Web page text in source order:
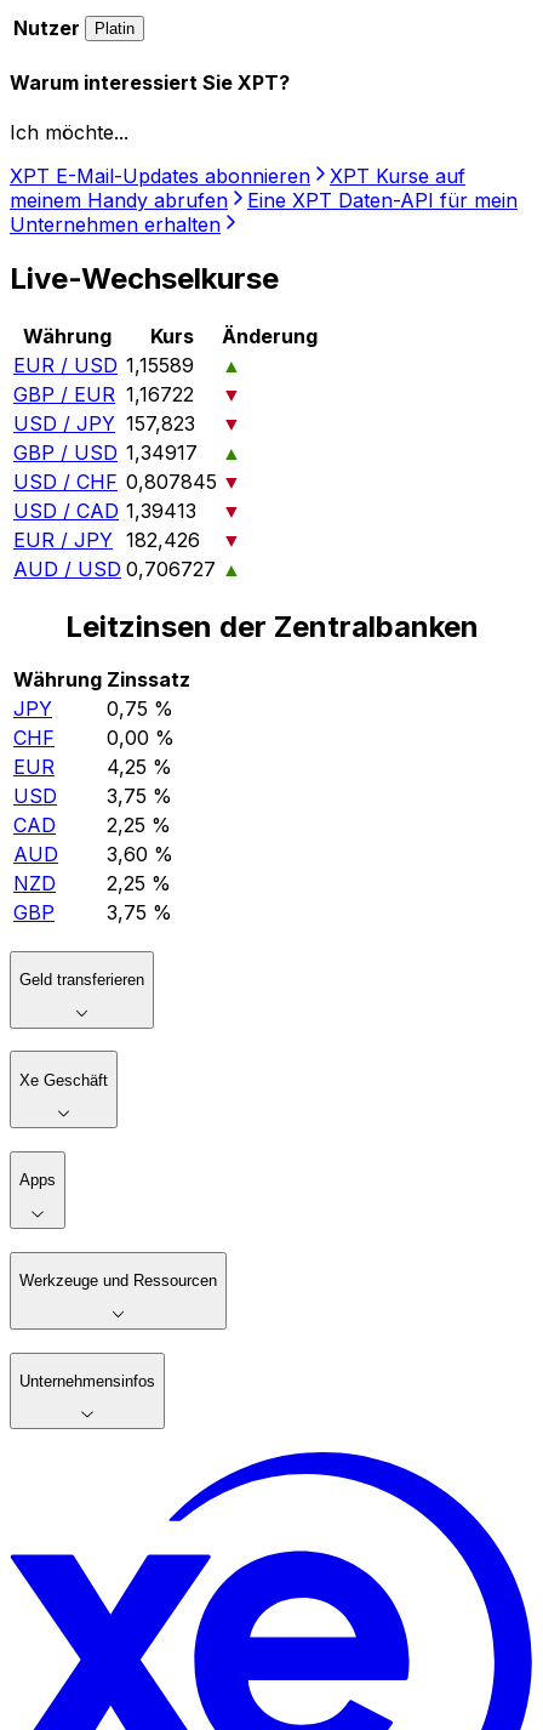
Nutzer Platin
Warum interessiert Sie XPT?
Ich möchte...
XPT E-Mail-Updates abonnieren
XPT Kurse auf
meinem Handy abrufen
Eine XPT Daten-API für mein
Unternehmen erhalten
Live-Wechselkurse
Währung Kurs
Änderung
EUR / USD 1,15589
▲
GBP / EUR 1,16722
▼
USD / JPY 157,823
▼
GBP / USD 1,34917
▲
USD / CHF 0,807845 ▼
USD / CAD 1,39413
▼
EUR / JPY 182,426
▼
AUD / USD 0,706727 ▲
Leitzinsen der Zentralbanken
Währung Zinssatz
JPY
0,75 %
CHF
0,00 %
EUR
4,25 %
USD
3,75 %
CAD
2,25 %
AUD
3,60 %
NZD
2,25 %
GBP
3,75 %
Geld transferieren
Xe Geschäft
Apps
Werkzeuge und Ressourcen
Unternehmensinfos